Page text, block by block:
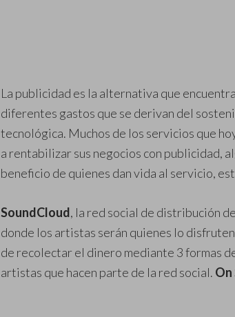
La publicidad es la alternativa que
diferentes gastos que se derivan del
tecnológica. Muchos de los servicios que
a rentabilizar sus negocios con publicidad,
beneficio de quienes dan vida al servicio,
SoundCloud, la red social de distribución
donde los artistas serán quienes lo
de recolectar el dinero mediante 3 formas
artistas que hacen parte de la red social. On